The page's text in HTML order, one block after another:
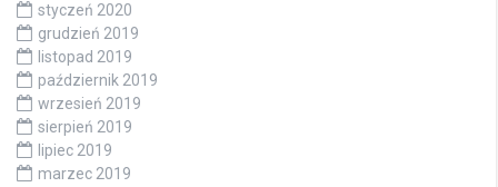
styczeń 2020
grudzień 2019
listopad 2019
październik 2019
wrzesień 2019
sierpień 2019
lipiec 2019
marzec 2019